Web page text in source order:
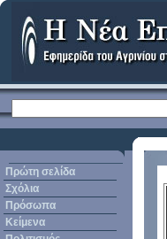
Πρώτη σελίδα
Σχόλια
Πρόσωπα
Κείμενα